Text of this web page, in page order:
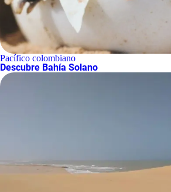
Pacífico colombiano
Descubre Bahía Solano